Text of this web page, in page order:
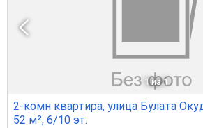
1 из 1
2-комн квартира, улица Булата
52 м², 6/10 эт.